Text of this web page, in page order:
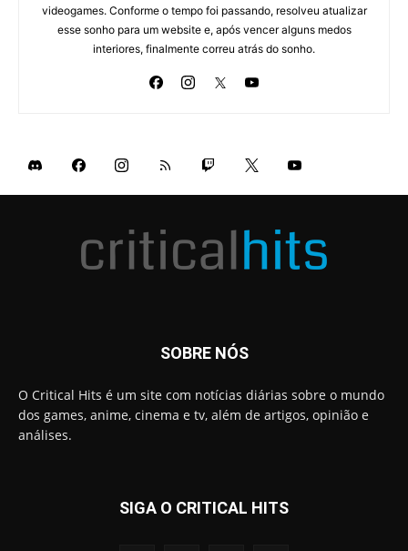
videogames. Conforme o tempo foi passando, resolveu atualizar
esse sonho para um website e, após vencer alguns medos
interiores, finalmente correu atrás do sonho.
SOBRE NÓS
O Critical Hits é um site com notícias diárias sobre o mundo
dos games, anime, cinema e tv, além de artigos, opinião e
análises.
SIGA O CRITICAL HITS